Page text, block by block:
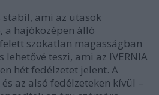
ami az utasok
a hajóközépen álló
szokatlan magasságban
lehetővé teszi, ami az IVERNIA
hét fedélzetet jelent. A
az alsó fedélzeteken kívül –